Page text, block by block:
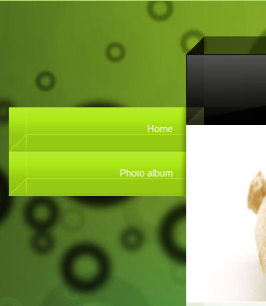
Home
Photo album